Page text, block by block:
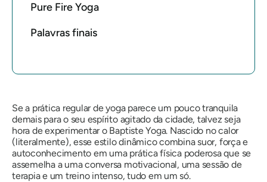
Pure Fire Yoga
Palavras finais
Se a prática regular de yoga parece um pouco tranquila
demais para o seu espírito agitado da cidade, talvez seja
hora de experimentar o Baptiste Yoga. Nascido no calor
(literalmente), esse estilo dinâmico combina suor, força e
autoconhecimento em uma prática física poderosa que se
assemelha a uma conversa motivacional, uma sessão de
terapia e um treino intenso, tudo em um só.